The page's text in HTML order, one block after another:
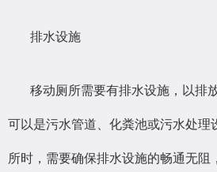
排水设施
移动厕所需要有排水设施，以排
可以是污水管道、化粪池或污水处理
所时，需要确保排水设施的畅通无阻